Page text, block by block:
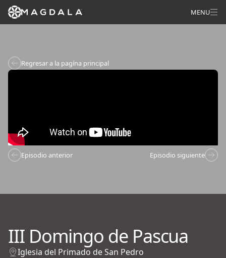
MENU
Regresar a la pagína principal
Episodio anterior Episodio siguiente
III Domingo de Pascua
Iglesia del Primado de San Pedro